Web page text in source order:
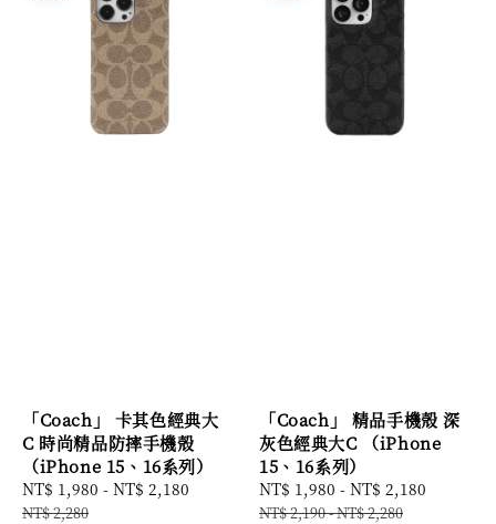
「Coach」 卡其色經典大
C 時尚精品防摔手機殼
（iPhone 15、16系列）
Sale
price
NT$ 1,980 - NT$ 2,180
NT$ 2,280
「Coach」 精品手機殼 深
灰色經典大C （iPhone
15、16系列）
Sale
price
NT$ 1,980 - NT$ 2,180
NT$ 2,190-NT$ 2,280